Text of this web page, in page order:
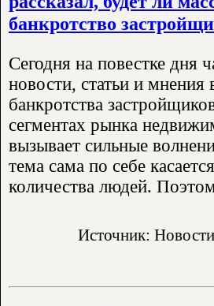
банкротство
Сегодня на повестке дня
новости, статьи и
банкротства
сегментах рынка
вызывает сильные
тема сама по себе
количества людей.
Источник: